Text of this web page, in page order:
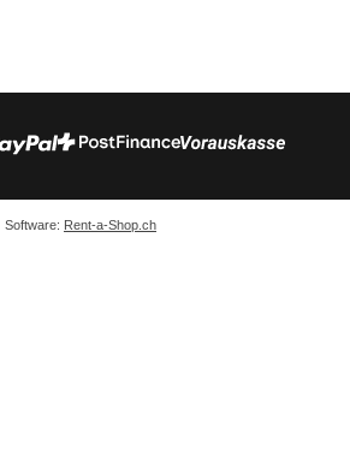
Software: Rent-a-Shop.ch